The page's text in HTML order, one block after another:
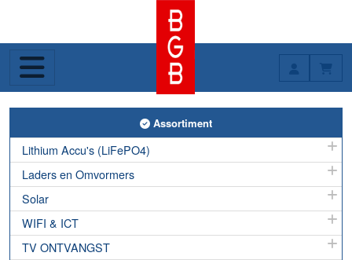
Toggle Assortiment
Assortiment
Lithium Accu's (LiFePO4)
Laders en Omvormers
Solar
WIFI & ICT
TV ONTVANGST